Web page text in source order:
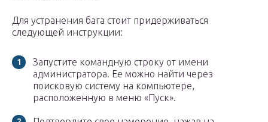
Для устранения бага стоит придерживаться
следующей инструкции:
Запустите командную строку от имени
администратора. Ее можно найти через
поисковую систему на компьютере,
расположенную в меню «Пуск».